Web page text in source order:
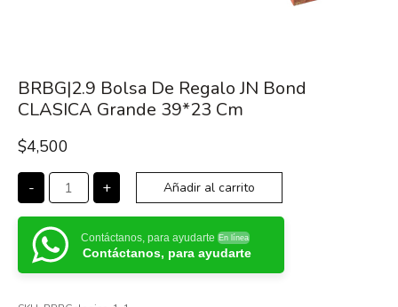
BRBG|2.9 Bolsa De Regalo JN Bond
CLASICA Grande 39*23 Cm
$4,500
- + Añadir al carrito
Contáctanos, para ayudarte En línea
Contáctanos, para ayudarte